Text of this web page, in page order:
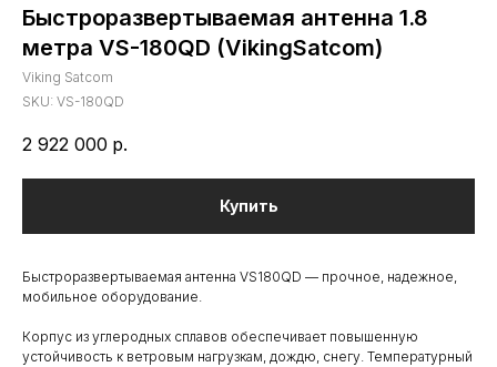
Быстроразвертываемая антенна 1.8
метра VS-180QD (VikingSatcom)
Viking Satcom
SKU: VS-180QD
2 922 000 р.
Купить
Быстроразвертываемая антенна VS180QD — прочное, надежное,
мобильное оборудование.
Корпус из углеродных сплавов обеспечивает повышенную
устойчивость к ветровым нагрузкам, дождю, снегу. Температурный